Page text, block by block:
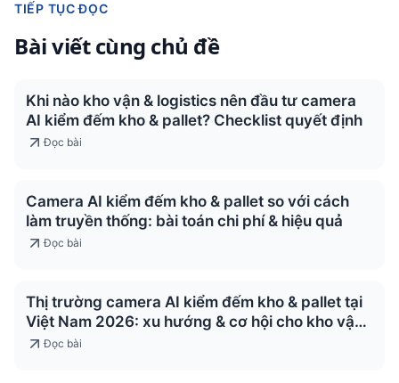
TIẾP TỤC ĐỌC
Bài viết cùng chủ đề
Khi nào kho vận & logistics nên đầu tư camera
AI kiểm đếm kho & pallet? Checklist quyết định
Đọc bài
Camera AI kiểm đếm kho & pallet so với cách
làm truyền thống: bài toán chi phí & hiệu quả
Đọc bài
Thị trường camera AI kiểm đếm kho & pallet tại
Việt Nam 2026: xu hướng & cơ hội cho kho vận
& logistics
Đọc bài